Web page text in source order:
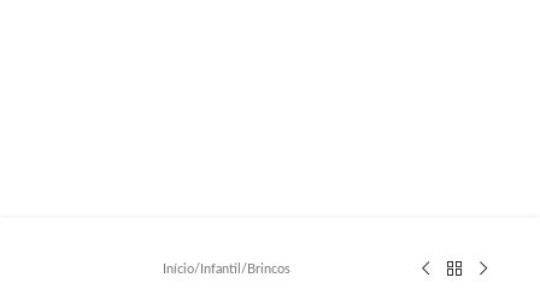
Início/ Infantil / Brincos